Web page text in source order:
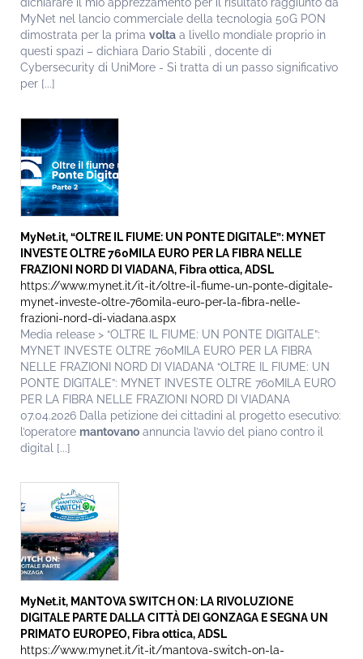
MyNet nel lancio commerciale della tecnologia 50G PON
dimostrata per la prima volta a livello mondiale proprio in
questi spazi – dichiara Dario Stabili , docente di
Cybersecurity di UniMore - Si tratta di un passo significativo
per [...]
MyNet.it, “OLTRE IL FIUME: UN PONTE DIGITALE”: MYNET
INVESTE OLTRE 760MILA EURO PER LA FIBRA NELLE
FRAZIONI NORD DI VIADANA, Fibra ottica, ADSL
https://www.mynet.it/it-it/oltre-il-fiume-un-ponte-digitale-
mynet-investe-oltre-760mila-euro-per-la-fibra-nelle-
frazioni-nord-di-viadana.aspx
Media release > “OLTRE IL FIUME: UN PONTE DIGITALE”:
MYNET INVESTE OLTRE 760MILA EURO PER LA FIBRA
NELLE FRAZIONI NORD DI VIADANA “OLTRE IL FIUME: UN
PONTE DIGITALE”: MYNET INVESTE OLTRE 760MILA EURO
PER LA FIBRA NELLE FRAZIONI NORD DI VIADANA
07.04.2026 Dalla petizione dei cittadini al progetto esecutivo:
l’operatore mantovano annuncia l’avvio del piano contro il
digital [...]
MyNet.it, MANTOVA SWITCH ON: LA RIVOLUZIONE
DIGITALE PARTE DALLA CITTÀ DEI GONZAGA E SEGNA UN
PRIMATO EUROPEO, Fibra ottica, ADSL
https://www.mynet.it/it-it/mantova-switch-on-la-